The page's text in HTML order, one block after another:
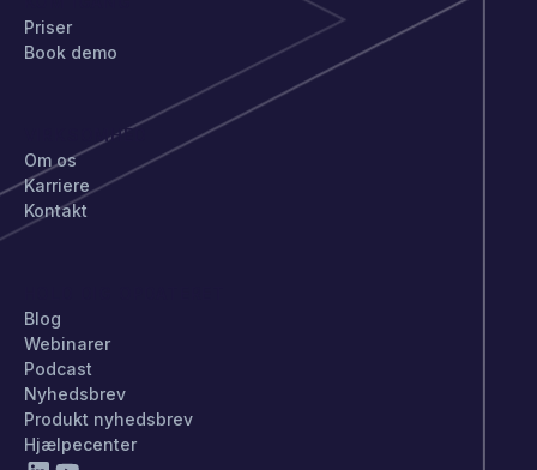
Priser
Book demo
VIRKSOMHED
Om os
Karriere
Kontakt
Blog
Webinarer
Podcast
Nyhedsbrev
Produkt nyhedsbrev
Hjælpecenter